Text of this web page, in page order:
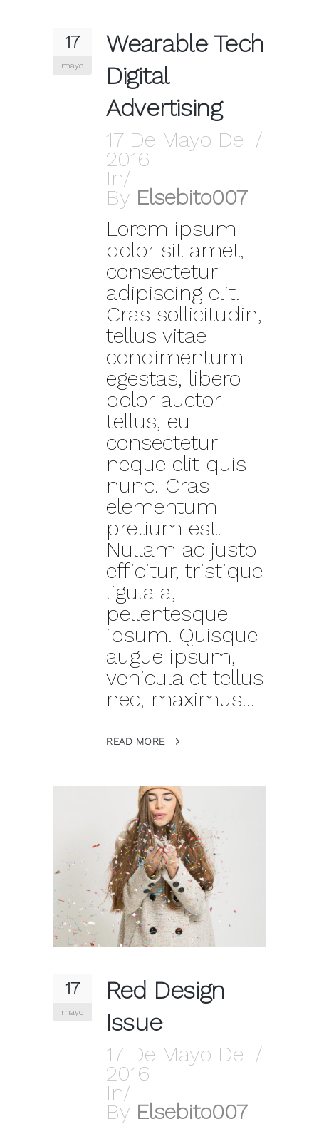
17
mayo
Wearable Tech
Digital
Advertising
17 De Mayo De
2016
In
By Elsebito007
Lorem ipsum
dolor sit amet,
consectetur
adipiscing elit.
Cras sollicitudin,
tellus vitae
condimentum
egestas, libero
dolor auctor
tellus, eu
consectetur
neque elit quis
nunc. Cras
elementum
pretium est.
Nullam ac justo
efficitur, tristique
ligula a,
pellentesque
ipsum. Quisque
augue ipsum,
vehicula et tellus
nec, maximus...
READ MORE
17
mayo
Red Design
Issue
17 De Mayo De
2016
In
By Elsebito007